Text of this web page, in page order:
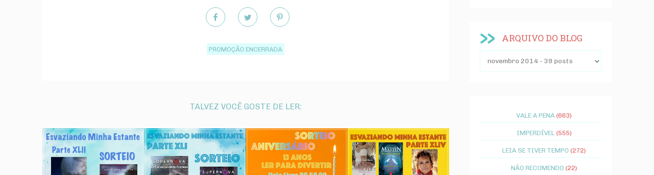
PROMOÇÃO ENCERRADA
TALVEZ VOCÊ GOSTE DE LER:
ARQUIVO DO BLOG
VALE A PENA (663)
IMPERDÍVEL (555)
LEIA SE TIVER TEMPO (272)
NÃO RECOMENDO (22)